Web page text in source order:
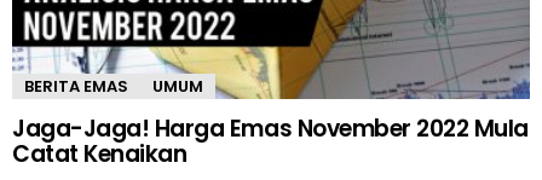
BERITA EMAS UMUM
Jaga-Jaga! Harga Emas November 2022 Mula
Catat Kenaikan